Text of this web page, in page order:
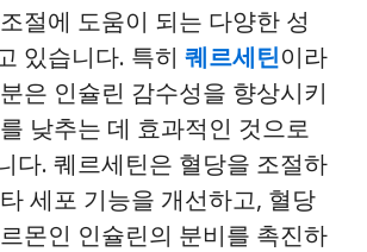
절에 도움이 되는 다양한 성
있습니다. 특히 퀘르세틴이라
은 인슐린 감수성을 향상시키
낮추는 데 효과적인 것으로
다. 퀘르세틴은 혈당을 조절하
세포 기능을 개선하고, 혈당
몬인 인슐린의 분비를 촉진하